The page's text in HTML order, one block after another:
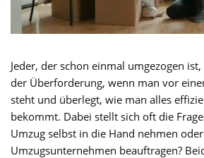
Jeder, der schon einmal umgezogen
der Überforderung, wenn man vor
steht und überlegt, wie man alles
bekommt. Dabei stellt sich oft die
Umzug selbst in die Hand nehmen
Umzugsunternehmen beauftragen?